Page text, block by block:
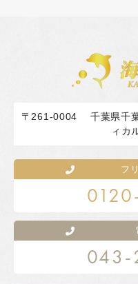
〒261-0004
千葉県千
ィカ
フ
043-